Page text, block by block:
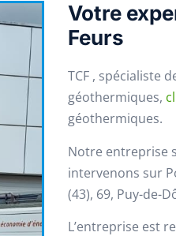
Votre
Feurs
TCF , spécialiste
géothermiques,
géothermiques.
Notre entreprise
intervenons sur
(43), 69, Puy-de-
L’entreprise est